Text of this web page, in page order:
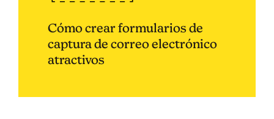
Cómo crear formularios de
captura de correo electrónico
atractivos